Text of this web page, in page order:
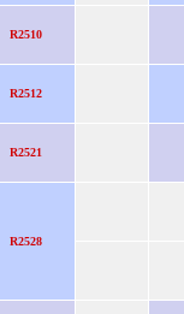
R2510
R2512
R2521
R2528